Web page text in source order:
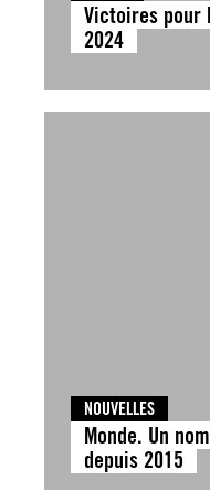
Victoires pour
2024
NOUVELLES
Monde. Un
depuis 2015